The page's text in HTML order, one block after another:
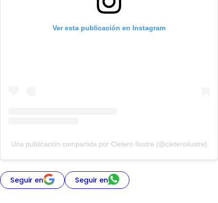
Ver esta publicación en Instagram
Una publicación compartida por Cletero Ilustre (@cleteroilustre)
Seguir en Seguir en